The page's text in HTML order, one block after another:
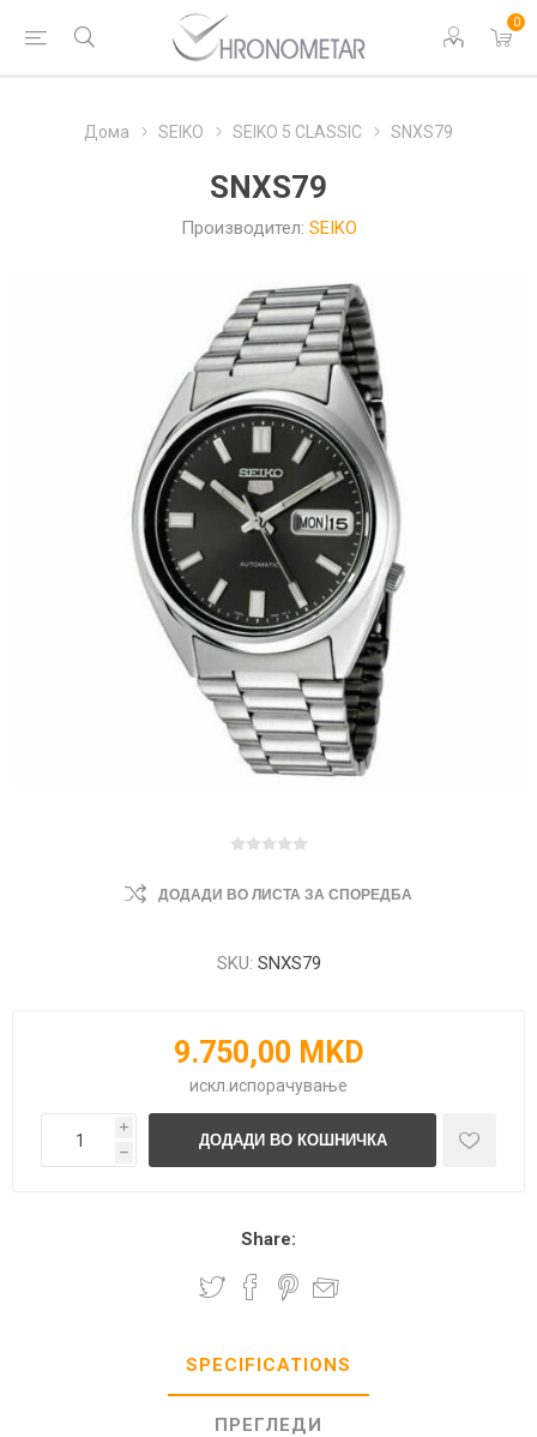
0
Дома SEIKO SEIKO 5 CLASSIC SNXS79
SNXS79
Производител: SEIKO
ДОДАДИ ВО ЛИСТА ЗА СПОРЕДБА
SKU: SNXS79
9.750,00 MKD
искл. испорачување
i
h
Share:
SPECIFICATIONS
ПРЕГЛЕДИ